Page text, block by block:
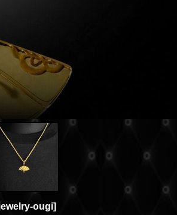
ougi]